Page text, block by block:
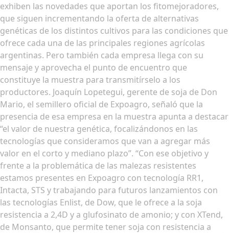
exhiben las novedades que aportan los fitomejoradores,
que siguen incrementando la oferta de alternativas
genéticas de los distintos cultivos para las condiciones que
ofrece cada una de las principales regiones agrícolas
argentinas. Pero también cada empresa llega con su
mensaje y aprovecha el punto de encuentro que
constituye la muestra para transmitírselo a los
productores. Joaquín Lopetegui, gerente de soja de Don
Mario, el semillero oficial de Expoagro, señaló que la
presencia de esa empresa en la muestra apunta a destacar
“el valor de nuestra genética, focalizándonos en las
tecnologías que consideramos que van a agregar más
valor en el corto y mediano plazo”. “Con ese objetivo y
frente a la problemática de las malezas resistentes
estamos presentes en Expoagro con tecnología RR1,
Intacta, STS y trabajando para futuros lanzamientos con
las tecnologías Enlist, de Dow, que le ofrece a la soja
resistencia a 2,4D y a glufosinato de amonio; y con XTend,
de Monsanto, que permite tener soja con resistencia a